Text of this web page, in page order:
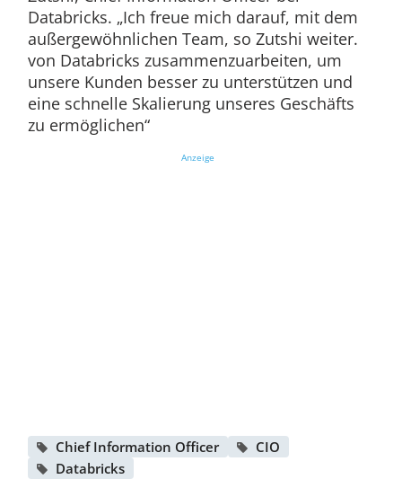
Databricks. „Ich freue mich darauf, mit dem
außergewöhnlichen Team, so Zutshi weiter.
von Databricks zusammenzuarbeiten, um
unsere Kunden besser zu unterstützen und
eine schnelle Skalierung unseres Geschäfts
zu ermöglichen“
Anzeige
Chief Information Officer
CIO
Databricks